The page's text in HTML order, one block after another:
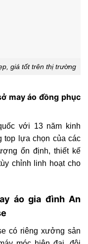
giá tốt trên thị trường
may áo đồng phục
với 13 năm kinh
top lựa chọn của các
ổn định, thiết kế
chỉnh linh hoạt cho
áo gia đình An
có riêng xưởng sản